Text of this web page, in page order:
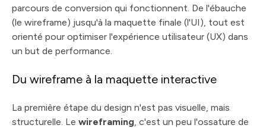
parcours de conversion qui fonctionnent. De l'ébauche
(le wireframe) jusqu'à la maquette finale (l'UI), tout est
orienté pour optimiser l'expérience utilisateur (UX) dans
un but de performance.
Du wireframe à la maquette interactive
La première étape du design n'est pas visuelle, mais
structurelle. Le wireframing, c'est un peu l'ossature de